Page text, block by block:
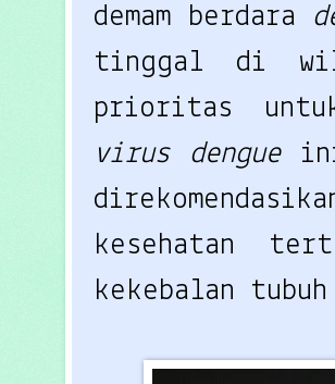
demam berdara
tinggal di
virus dengue
kesehatan
kekebalan